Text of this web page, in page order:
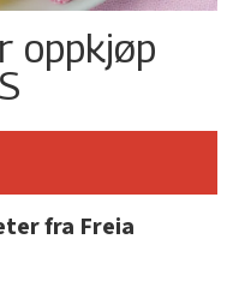
oppkjøp
fra Freia